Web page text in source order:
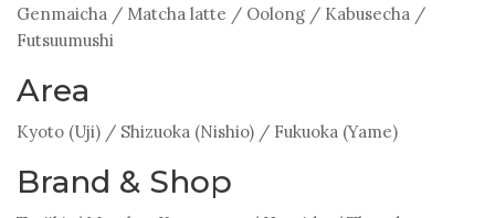
Genmaicha / Matcha latte / Oolong / Kabusecha /
Futsuumushi
Area
Kyoto (Uji) / Shizuoka (Nishio) / Fukuoka (Yame)
Brand & Shop